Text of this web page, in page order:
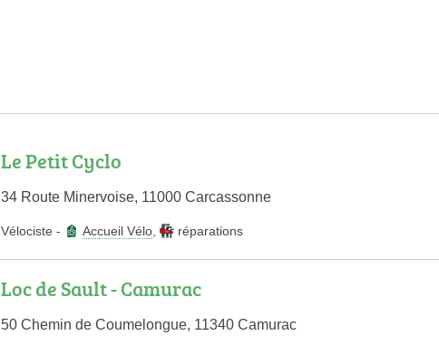
Le Petit Cyclo
34 Route Minervoise, 11000 Carcassonne
Vélociste - Accueil Vélo réparations
Loc de Sault - Camurac
50 Chemin de Coumelongue, 11340 Camurac